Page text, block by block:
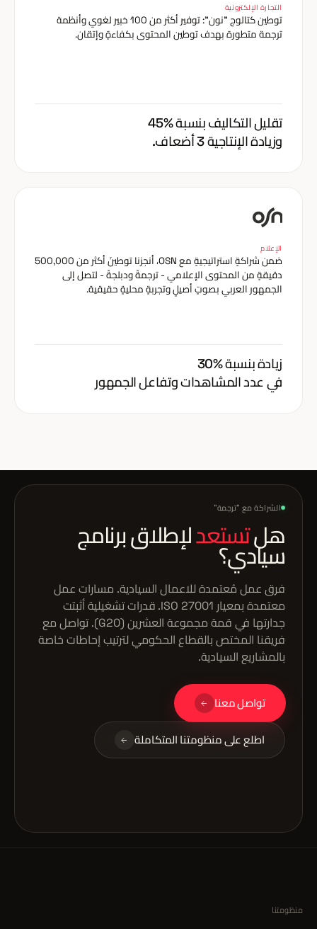
التجارة الإلكترونية
توطين كتالوج "نون": توفير أكثر من 100 خبير لغوي وأنظمة
ترجمة متطورة بهدف توطين المحتوى بكفاءةٍ وإتقان.
تقليل التكاليف بنسبة %45
وزيادة الإنتاجية 3 أضعاف.
الإعلام
ضمن شراكةٍ استراتيجيةٍ مع OSN، أنجزنا توطينَ أكثر من 500,000
دقيقةٍ من المحتوى الإعلامي - ترجمةً ودبلجةً - لتصل إلى
الجمهور العربي بصوتٍ أصيلٍ وتجربةٍ محليةٍ حقيقية.
زيادة بنسبة %30
في عدد المشاهدات وتفاعل الجمهور
الشراكة مع "ترجمة"
هلتستعدلإطلاق برنامج سيادي؟
فرق عمل مُعتمدة للاعمال السيادية. مسارات عمل
معتمدة بمعيار ISO 27001. قدرات تشغيلية أثبتت
جدارتها في قمة مجموعة العشرين (G20). تواصل مع
فريقنا المختص بالقطاع الحكومي لترتيب إحاطات خاصة
بالمشاريع السيادية.
تواصل معنا
اطلع على منظومتنا المتكاملة
منظومتنا